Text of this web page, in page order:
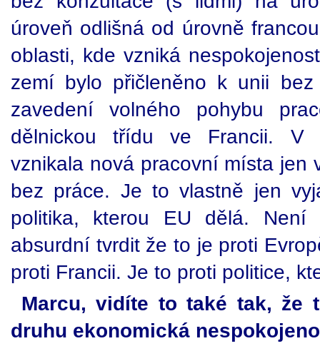
úroveň odlišná od úrovně
oblasti, kde vzniká
zemí bylo přičleněno k unii
zavedení volného pohybu
dělnickou třídu ve Francii. V
vznikala nová pracovní místa jen
bez práce. Je to vlastně jen
politika, kterou EU dělá.
absurdní tvrdit že to je proti
proti Francii. Je to proti politice,
Marcu, vidíte to také tak, že
druhu ekonomická